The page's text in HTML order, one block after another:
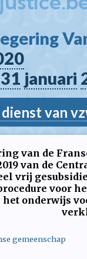
31 januari
dienst van
van de
van de
vrij
voor
onderwijs
gemeenschap